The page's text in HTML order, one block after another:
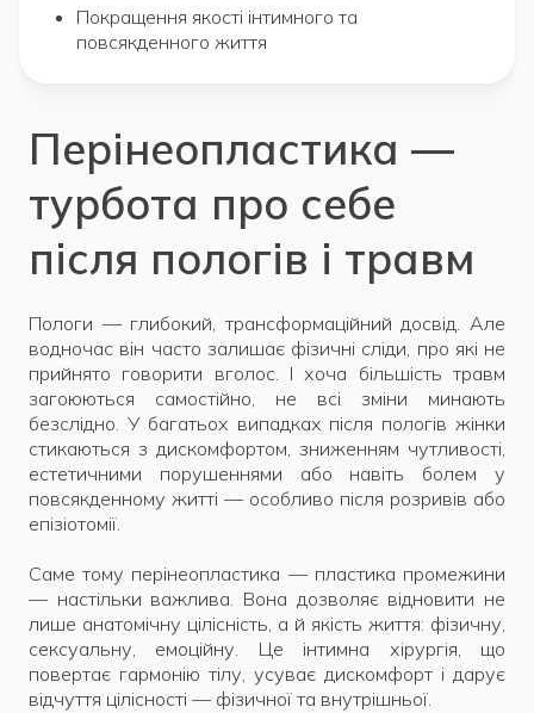
Покращення якості інтимного та
повсякденного життя
Перінеопластика —
турбота про себе
після пологів і травм
Пологи — глибокий, трансформаційний досвід. Але
водночас він часто залишає фізичні сліди, про які не
прийнято говорити вголос. І хоча більшість травм
загоюються самостійно, не всі зміни минають
безслідно. У багатьох випадках після пологів жінки
стикаються з дискомфортом, зниженням чутливості,
естетичними порушеннями або навіть болем у
повсякденному житті — особливо після розривів або
епізіотомії.
Саме тому перінеопластика — пластика промежини
— настільки важлива. Вона дозволяє відновити не
лише анатомічну цілісність, а й якість життя: фізичну,
сексуальну, емоційну. Це інтимна хірургія, що
повертає гармонію тілу, усуває дискомфорт і дарує
відчуття цілісності — фізичної та внутрішньої.